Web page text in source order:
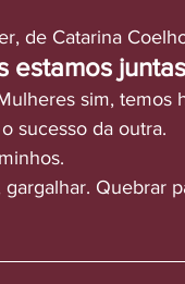
de Catarina
estamos
sim, temos
sucesso da outra.
Quebrar